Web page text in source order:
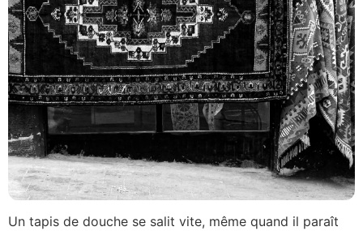
Un tapis de douche se salit vite, même quand il paraît